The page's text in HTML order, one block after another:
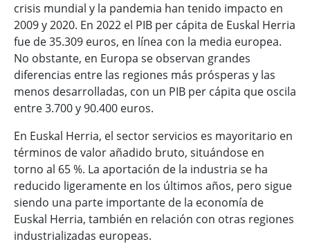
crisis mundial y la pandemia han tenido impacto en
2009 y 2020. En 2022 el PIB per cápita de Euskal Herria
fue de 35.309 euros, en línea con la media europea.
No obstante, en Europa se observan grandes
diferencias entre las regiones más prósperas y las
menos desarrolladas, con un PIB per cápita que oscila
entre 3.700 y 90.400 euros.
En Euskal Herria, el sector servicios es mayoritario en
términos de valor añadido bruto, situándose en
torno al 65 %. La aportación de la industria se ha
reducido ligeramente en los últimos años, pero sigue
siendo una parte importante de la economía de
Euskal Herria, también en relación con otras regiones
industrializadas europeas.